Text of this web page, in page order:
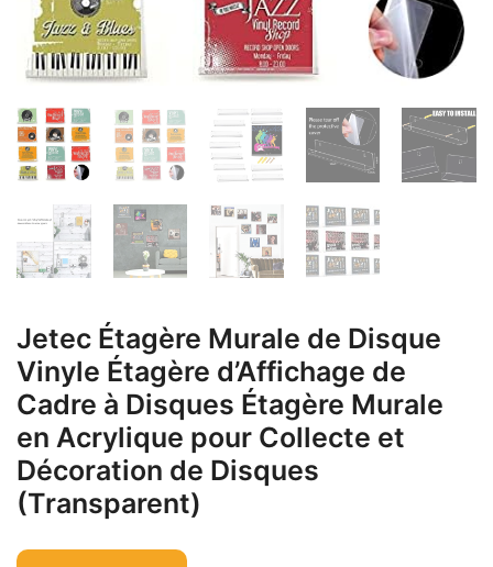
Jetec Étagère Murale de Disque
Vinyle Étagère d’Affichage de
Cadre à Disques Étagère Murale
en Acrylique pour Collecte et
Décoration de Disques
(Transparent)